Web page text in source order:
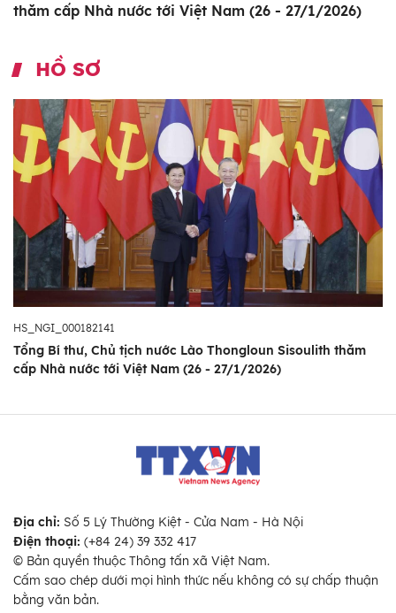
thăm cấp Nhà nước tới Việt Nam (26 - 27/1/2026)
HỒ SƠ
HS_NGI_000182141
Tổng Bí thư, Chủ tịch nước Lào Thongloun Sisoulith thăm
cấp Nhà nước tới Việt Nam (26 - 27/1/2026)
Địa chỉ: Số 5 Lý Thường Kiệt - Cửa Nam - Hà Nội
Điện thoại: (+84 24) 39 332 417
© Bản quyền thuộc Thông tấn xã Việt Nam.
Cấm sao chép dưới mọi hình thức nếu không có sự chấp thuận
bằng văn bản.